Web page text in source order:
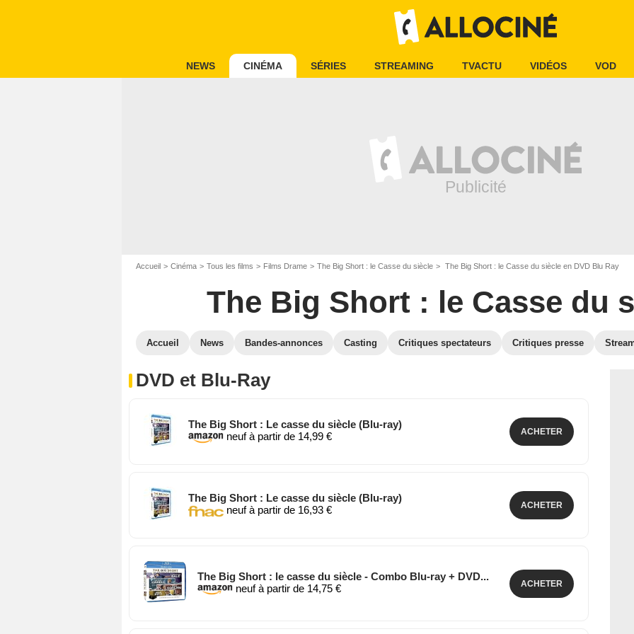
NEWS CINÉMA SÉRIES STREAMING TVACTU VIDÉOS VOD
Accueil Cinéma Tous les films Films Drame The Big Short : le Casse du siècle The Big Short : le Casse du siècle en DVD Blu Ray
The Big Short : le Casse du
Accueil News Bandes-annonces Casting Critiques spectateurs Critiques presse
DVD et Blu-Ray
The Big Short : Le casse du siècle (Blu-ray)
neuf à partir de 14,99 €
ACHETER
The Big Short : Le casse du siècle (Blu-ray)
neuf à partir de 16,93 €
ACHETER
The Big Short : le casse du siècle - Combo Blu-ray + DVD...
neuf à partir de 14,75 €
ACHETER